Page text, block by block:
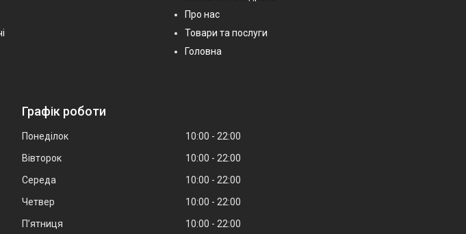
Про нас
Товари та послуги
Головна
Графік роботи
Понеділок 10:00
22:00
Вівторок
10:00
22:00
Середа
10:00
22:00
Четвер
10:00
22:00
Пʼятниця
10:00
22:00